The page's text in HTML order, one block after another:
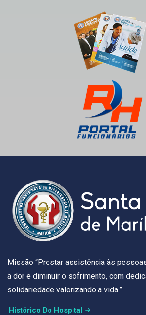
Missão “Prestar assistência às
a dor e diminuir o sofrimento, com
solidariedade valorizando a vida.”
Histórico Do Hospital